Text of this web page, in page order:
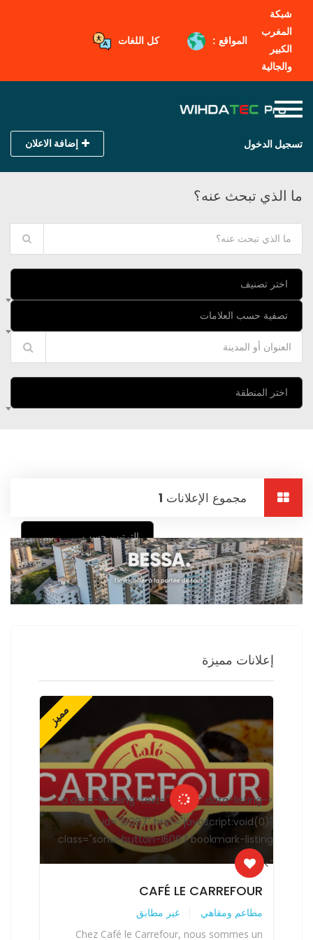
شبكة
المغرب
الكبير
والجالية
المواقع : كل اللغات
تسجيل الدخول إضافة الاعلان
ما الذي تبحث عنه؟
اختر تصنيف
تصفية حسب العلامات
اختر المنطقة
مجموع الإعلانات 1
الترتيب حسب
إعلانات مميزة
مميز
<a data-loading-text="
" data-listing-
id="15097" href="javascript:void(0)"
class="sonu-button-15097 bookmark-listing
">
CAFÉ LE CARREFOUR
مطاعم ومقاهي غير مطابق
Chez Café le Carrefour, nous sommes un